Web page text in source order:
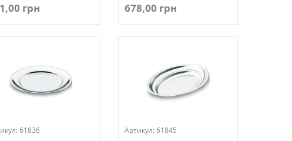
грн 678,00 грн
61836
Артикул:61845